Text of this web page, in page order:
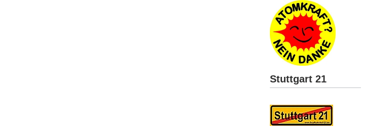
Stuttgart 21